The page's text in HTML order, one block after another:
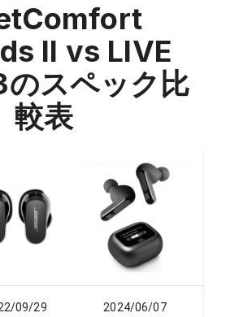
II vs LIVE
のスペック比
較表
09/29 2024/06/07